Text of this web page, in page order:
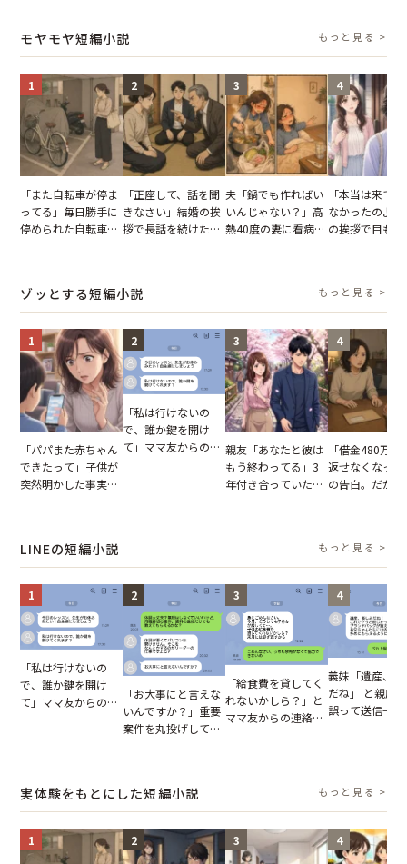
モヤモヤ短編小説 もっと見る >
1
「また自転車が停ま
ってる」毎日勝手に
停められた自転車。
2
「正座して、話を聞
きなさい」結婚の挨
拶で長話を続けた義
3
夫「鍋でも作ればい
いんじゃない？」高
熱40度の妻に看病な
4
「本当は来て
なかったのよ
の挨拶で目も
ゾッとする短編小説 もっと見る >
1
「パパまた赤ちゃん
できたって」子供が
突然明かした事実。
2
「私は行けないの
で、誰か鍵を開け
て」ママ友からの
3
親友「あなたと彼は
もう終わってる」3
年付き合っていた彼
4
「借金480万、
返せなくなっ
の告白。だが
LINEの短編小説 もっと見る >
1
「私は行けないの
で、誰か鍵を開け
て」ママ友からの
2
「お大事にと言えな
いんですか？」重要
案件を丸投げして休
3
「給食費を貸してく
れないかしら？」と
ママ友からの連絡。
4
義妹「遺産、
だね」 と親戚
誤って送信→夫
実体験をもとにした短編小説 もっと見る >
1 2 3 4